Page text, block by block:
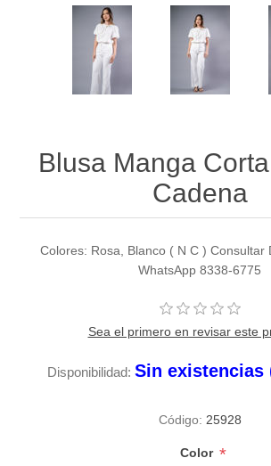
Blusa Manga
Cadena
Colores: Rosa, Blanco ( N C ) Consultar
WhatsApp 8338-6775
Sea el primero en revisar este
Disponibilidad: Sin existencias
Código: 25928
Color *